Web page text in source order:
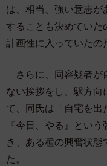
は、相当、強い意志が
することも決めていた
計画性に入っていたの
さらに、同容疑者が
ない挨拶をし、駅方向
て、同氏は「自宅を出
『今日、やる』とい
き、ある種の興奮状態
た。